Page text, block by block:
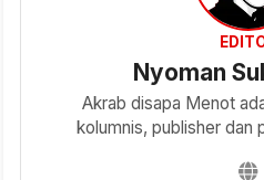
Nyoman
Akrab disapa Menot
kolumnis, publisher dan